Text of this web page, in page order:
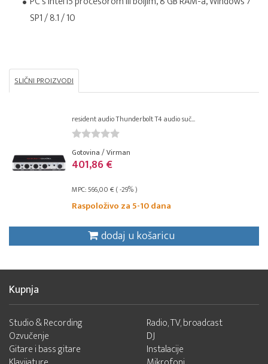
SP1 / 8.1 / 10
SLIČNI PROIZVODI
resident audio Thunderbolt T4 audio suč...
Gotovina / Virman
401,86 €
MPC: 566,00 € ( -29% )
Raspoloživo za 5-10 dana
dodaj u košaricu
Kupnja
Studio & Recording
Ozvučenje
Gitare i bass gitare
Radio, TV, broadcast
DJ
Instalacije